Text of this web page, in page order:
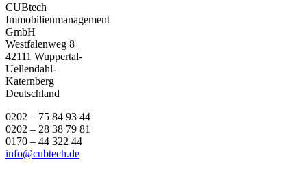
CUBtech
Immobilienmanagement
GmbH
Westfalenweg 8
42111 Wuppertal-
Uellendahl-
Katernberg
Deutschland
0202 – 75 84 93 44
0202 – 28 38 79 81
0170 – 44 322 44
info@cubtech.de